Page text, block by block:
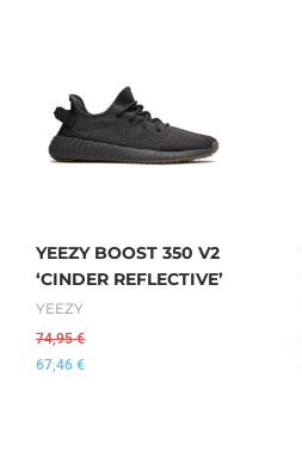
YEEZY BOOST 350 V2
‘CINDER REFLECTIVE’
YEEZY
74,95€
67,46 €